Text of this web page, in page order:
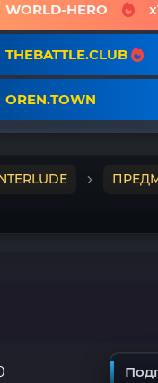
WORLD-HERO
THEBATTLE.CLUB
OREN.TOWN